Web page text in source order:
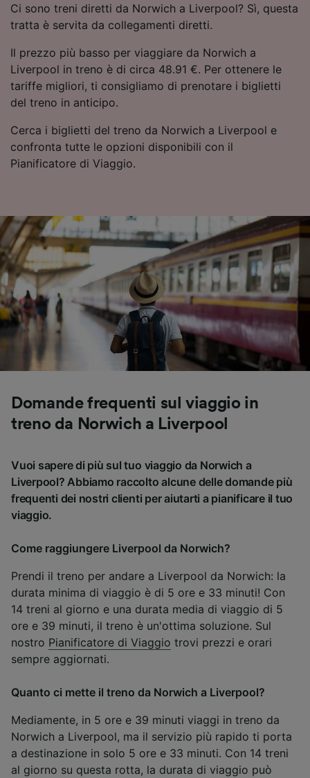
Ci sono treni diretti da Norwich a Liverpool? Sì, questa
tratta è servita da collegamenti diretti.
Il prezzo più basso per viaggiare da Norwich a
Liverpool in treno è di circa 48.91 €. Per ottenere le
tariffe migliori, ti consigliamo di prenotare i biglietti
del treno in anticipo.
Cerca i biglietti del treno da Norwich a Liverpool e
confronta tutte le opzioni disponibili con il
Pianificatore di Viaggio.
Domande frequenti sul viaggio in
treno da Norwich a Liverpool
Vuoi sapere di più sul tuo viaggio da Norwich a
Liverpool? Abbiamo raccolto alcune delle domande più
frequenti dei nostri clienti per aiutarti a pianificare il tuo
viaggio.
Come raggiungere Liverpool da Norwich?
Prendi il treno per andare a Liverpool da Norwich: la
durata minima di viaggio è di 5 ore e 33 minuti! Con
14 treni al giorno e una durata media di viaggio di 5
ore e 39 minuti, il treno è un'ottima soluzione. Sul
nostro Pianificatore di Viaggio trovi prezzi e orari
sempre aggiornati.
Quanto ci mette il treno da Norwich a Liverpool?
Mediamente, in 5 ore e 39 minuti viaggi in treno da
Norwich a Liverpool, ma il servizio più rapido ti porta
a destinazione in solo 5 ore e 33 minuti. Con 14 treni
al giorno su questa rotta, la durata di viaggio può